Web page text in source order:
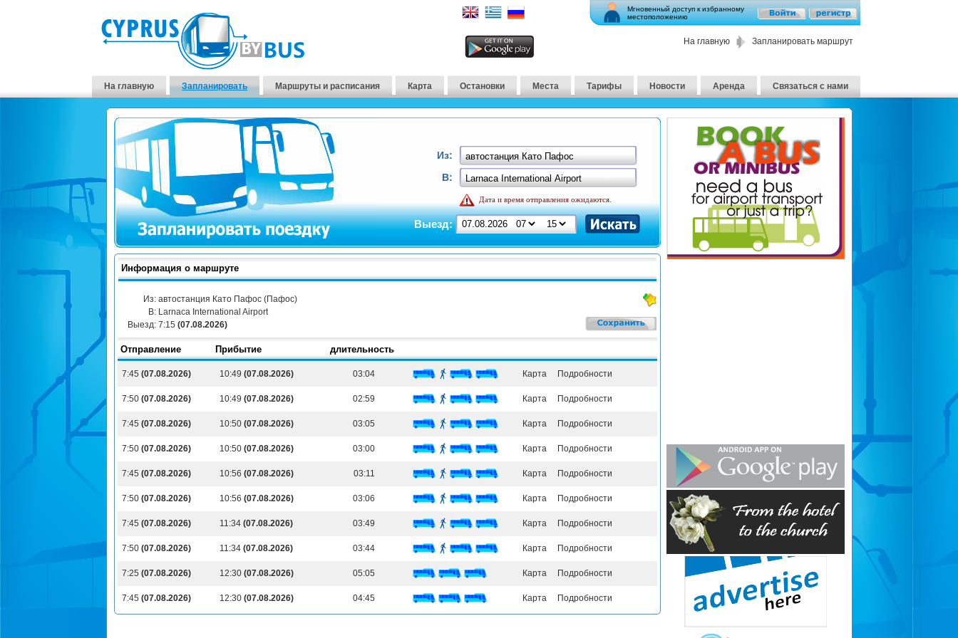
Мгновенный доступ к избранному
местоположению
На главную Запланировать маршрут
На главную Запланировать Маршруты и расписания Карта Остановки Места Тарифы Новости Аренда Связаться с нами
Из:
В:
Дата и время отправления ожидаются.
Выезд:
Информация о маршруте
Из: автостанция Като Пафос (Пафос)
В: Larnaca International Airport
Выезд: 7:15 (07.08.2026)
Отправление Прибытие длительность
7:45 (07.08.2026) 10:49 (07.08.2026) 03:04 Карта Подробности
7:50 (07.08.2026) 10:49 (07.08.2026) 02:59 Карта Подробности
7:45 (07.08.2026) 10:50 (07.08.2026) 03:05 Карта Подробности
7:50 (07.08.2026) 10:50 (07.08.2026) 03:00 Карта Подробности
7:45 (07.08.2026) 10:56 (07.08.2026) 03:11 Карта Подробности
7:50 (07.08.2026) 10:56 (07.08.2026) 03:06 Карта Подробности
7:45 (07.08.2026) 11:34 (07.08.2026) 03:49 Карта Подробности
7:50 (07.08.2026) 11:34 (07.08.2026) 03:44 Карта Подробности
7:25 (07.08.2026) 12:30 (07.08.2026) 05:05 Карта Подробности
7:45 (07.08.2026) 12:30 (07.08.2026) 04:45 Карта Подробности